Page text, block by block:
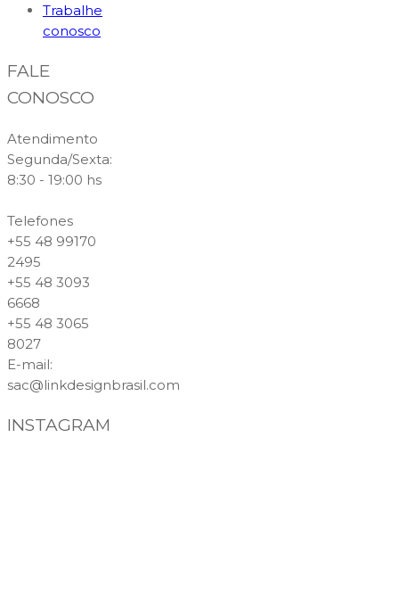
Trabalhe
conosco
FALE
CONOSCO
Atendimento
Segunda/Sexta:
8:30 - 19:00 hs
Telefones
+55 48 99170
2495
+55 48 3093
6668
+55 48 3065
8027
E-mail:
sac@linkdesignbrasil.com
INSTAGRAM